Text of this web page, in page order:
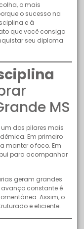
o mais
o sucesso na
e à
que você consiga
seu diploma
MS
dos pilares mais
Em primeiro
manter o foco. Em
para acompanhar
geram grandes
avanço constante é
Assim, o
e eficiente.